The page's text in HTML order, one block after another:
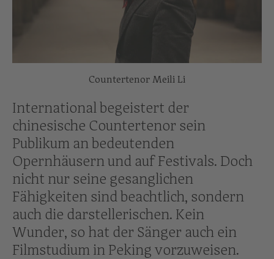
Countertenor Meili Li
International begeistert der
chinesische Countertenor sein
Publikum an bedeutenden
Opernhäusern und auf Festivals. Doch
nicht nur seine gesanglichen
Fähigkeiten sind beachtlich, sondern
auch die darstellerischen. Kein
Wunder, so hat der Sänger auch ein
Filmstudium in Peking vorzuweisen.